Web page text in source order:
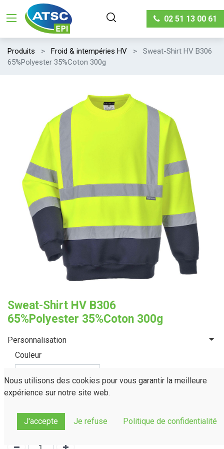
02 51 13 00 61
Produits Froid & intempéries HV
Sweat-Shirt HV B306
65%Polyester 35%Coton 300g
Sweat-Shirt HV B306
65%Polyester 35%Coton 300g
Personnalisation
Couleur
Taille
S M
Nous utilisons des cookies pour vous garantir la meilleure
expérience sur notre site web.
J'accepte Je refuse Politique de confidentialité